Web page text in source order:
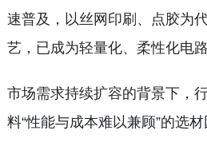
速普及，以丝网印刷、点胶为
艺，已成为轻量化、柔性化电
市场需求持续扩容的背景下，
料“性能与成本难以兼顾”的选材